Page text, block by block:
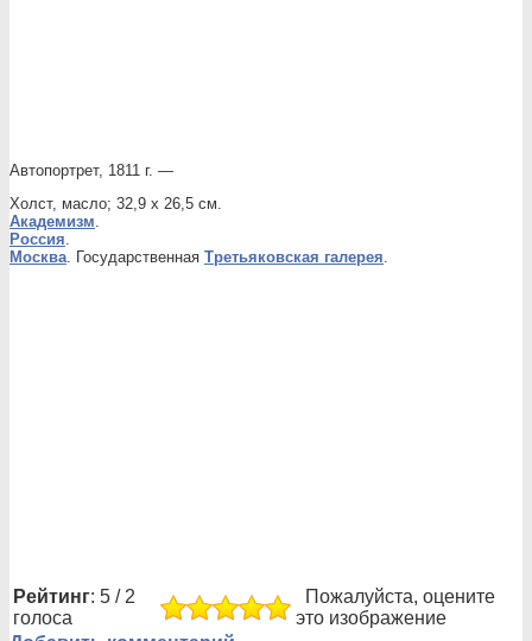
Автопортрет, 1811 г. —
Холст, масло; 32,9 x 26,5 см.
Академизм.
Россия.
Москва. Государственная Третьяковская галерея.
Рейтинг: 5 / 2
голоса
Пожалуйста, оцените
это изображение